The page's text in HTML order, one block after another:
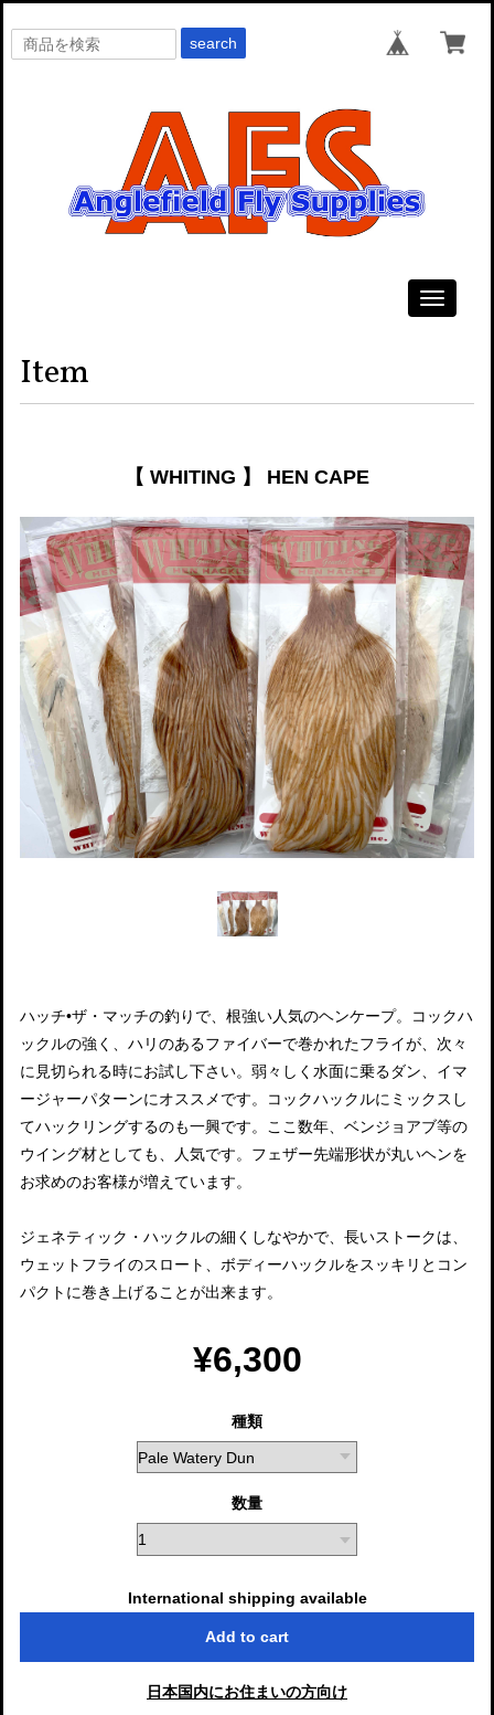
search
Toggle
Item
【 WHITING 】 HEN CAPE
ハッチ•ザ・マッチの釣りで、根強い人気のヘンケープ。コックハ
ックルの強く、ハリのあるファイバーで巻かれたフライが、次々
に見切られる時にお試し下さい。弱々しく水面に乗るダン、イマ
ージャーパターンにオススメです。コックハックルにミックスし
てハックリングするのも一興です。ここ数年、ベンジョアブ等の
ウイング材としても、人気です。フェザー先端形状が丸いヘンを
お求めのお客様が増えています。
ジェネティック・ハックルの細くしなやかで、長いストークは、
ウェットフライのスロート、ボディーハックルをスッキリとコン
パクトに巻き上げることが出来ます。
¥6,300
種類
数量
International shipping available
Add to cart
日本国内にお住まいの方向け